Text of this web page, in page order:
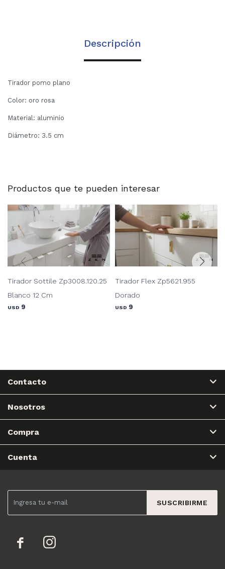
Descripción
Tirador pomo plano
Color: oro rosa
Material: aluminio
Diámetro: 3.5 cm
Productos que te pueden interesar
Tirador Sottile Zp3008.120.25
Blanco 12 Cm
USD 9
Tirador Flex Zp5621.955
Dorado
USD 9
SUSCRIBIRME
 
Contacto
Nosotros
Compra
Cuenta